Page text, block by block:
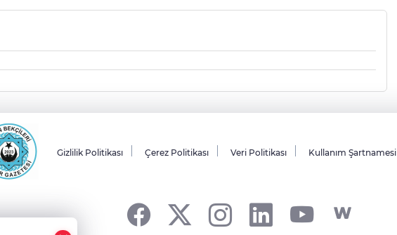
Gizlilik Politikası Çerez Politikası Veri Politikası Kullanım Şartnamesi